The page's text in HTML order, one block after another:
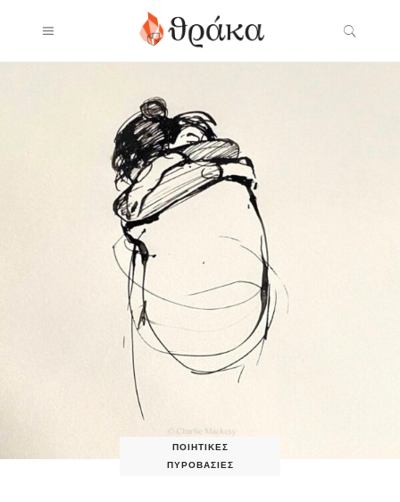
ΠΟΙΗΤΙΚΈΣ
ΠΥΡΟΒΑΣΊΕΣ